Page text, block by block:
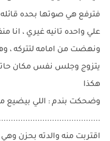
فترفع هي صوتها بحده
علي واحده تانيه غيري ، انا
ونهضت من امامه لتتركه ،
يتزوج وجلس نفس مكان
هكذا
وضحكت بندم : اللي بيضيع
اقتربت منه والدته بحزن